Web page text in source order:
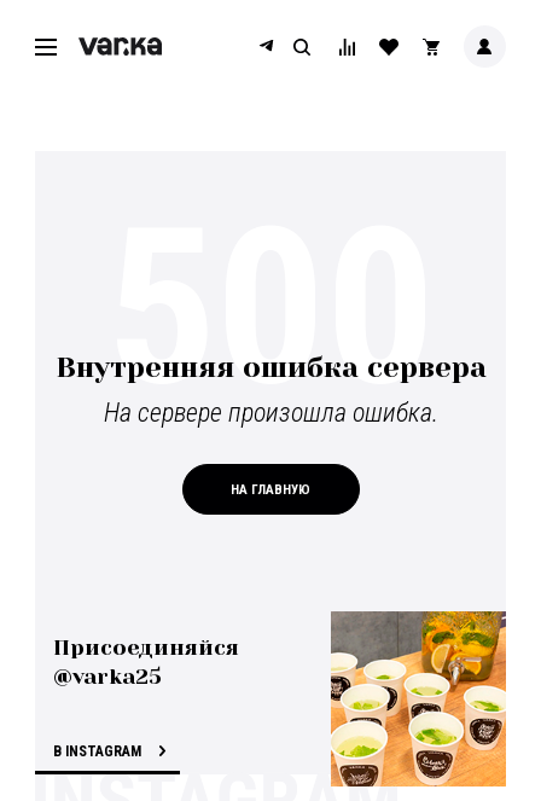
Внутренняя ошибка сервера
На сервере произошла ошибка.
НА ГЛАВНУЮ
500
Присоединяйся
@varka25
В INSTAGRAM